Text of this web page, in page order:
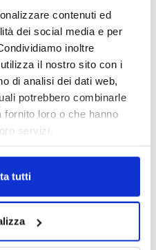
contenuti ed
dei social media e per
inoltre
il nostro sito con i
di analisi dei dati web,
potrebbero combinarle
loro o che hanno
servizi.
tutti
di Cassazione ci
tra contratto
le fasi di salita
LUGLIO-